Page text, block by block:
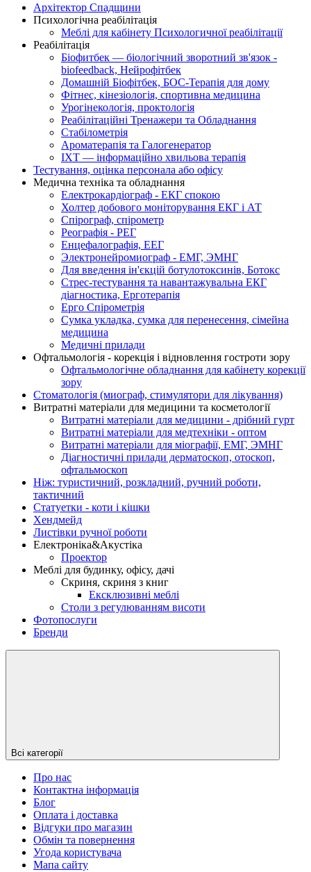
Архітектор Спадщини
Психологічна реабілітація
Меблі для кабінету Психологичної реабілітації
Реабілітація
Біофитбек — біологічний зворотний зв'язок -
biofeedback, Нейрофітбек
Домашній Біофітбек, БОС-Терапія для дому
Фітнес, кінезіологія, спортивна медицина
Урогінекологія, проктологія
Реабілітаційні Тренажери та Обладнання
Стабілометрія
Ароматерапія та Галогенератор
ІХТ — інформаційно хвильова терапія
Тестування, оцінка персонала або офісу
Медична техніка та обладнання
Електрокардіограф - ЕКГ спокою
Холтер добового моніторування ЕКГ і АТ
Спірограф, спірометр
Реографія - РЕГ
Енцефалографія, ЕЕГ
Электронейромиограф - ЕМГ, ЭМНГ
Для введення ін'єкцій ботулотоксинів, Ботокс
Стрес-тестування та навантажувальна ЕКГ
діагностика, Ерготерапія
Ерго Спірометрія
Сумка укладка, сумка для перенесення, сімейна
медицина
Медичні прилади
Офтальмологія - корекція і відновлення гостроти зору
Офтальмологічне обладнання для кабінету корекції
зору
Стоматологія (миограф, стимулятори для лікування)
Витратні матеріали для медицини та косметології
Витратні матеріали для медицини - дрібний гурт
Витратні матеріали для медтехніки - оптом
Витратні матеріали для міографії, ЕМГ, ЭМНГ
Діагностичні прилади дерматоскоп, отоскоп,
офтальмоскоп
Ніж: туристичний, розкладний, ручний роботи,
тактичний
Статуетки - коти і кішки
Хендмейд
Листівки ручної роботи
Електроніка&Акустіка
Проектор
Меблі для будинку, офісу, дачі
Скриня, скриня з книг
Ексклюзивні меблі
Столи з регулюванням висоти
Фотопослуги
Бренди
Всі категорії
Про нас
Контактна інформація
Блог
Оплата і доставка
Відгуки про магазин
Обмін та повернення
Угода користувача
Мапа сайту